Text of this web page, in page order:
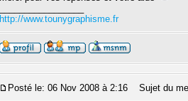
http://www.tounygraphisme.fr
Posté le: 06 Nov 2008 à 2:16 Sujet du